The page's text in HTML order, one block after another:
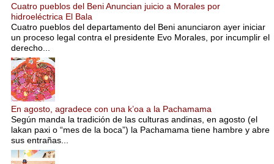
Cuatro pueblos del Beni Anuncian juicio a Morales por
hidroeléctrica El Bala
Cuatro pueblos del departamento del Beni anunciaron ayer iniciar
un proceso legal contra el presidente Evo Morales, por incumplir el
derecho...
En agosto, agradece con una k’oa a la Pachamama
Según manda la tradición de las culturas andinas, en agosto (el
lakan paxi o “mes de la boca”) la Pachamama tiene hambre y abre
sus entrañas...